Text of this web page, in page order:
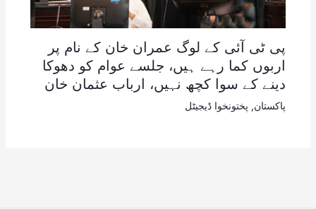
پی ٹی آئی کے لوگ عمران خان کے نام پر
اربوں کما رہے ہیں، جلسے عوام کو دھوکا
دینے کے سوا کچھ نہیں، ارباب عثمان خان
پاکستان پختونخوا ڈیجیٹل